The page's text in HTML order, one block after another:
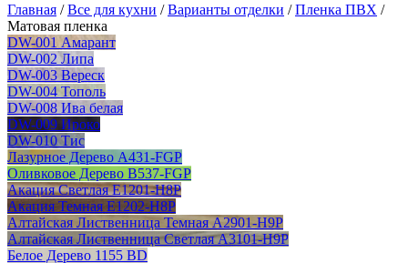
Главная /Все для кухни /Варианты отделки /Пленка ПВХ /
Матовая пленка
DW-001 Амарант
DW-002 Липа
DW-003 Вереск
DW-004 Тополь
DW-008 Ива белая
DW-009 Ироко
DW-010 Тис
Лазурное Дерево A431-FGP
Оливковое Дерево B537-FGP
Акация Светлая E1201-H8P
Акация Темная E1202-H8P
Алтайская Лиственница Темная A2901-H9P
Алтайская Лиственница Светлая А3101-H9P
Белое Дерево 1155 BD